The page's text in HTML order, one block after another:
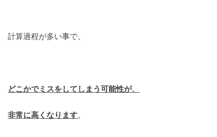
計算過程が多い事で、
どこかでミスをしてしまう可能性が、
非常に高くなります。